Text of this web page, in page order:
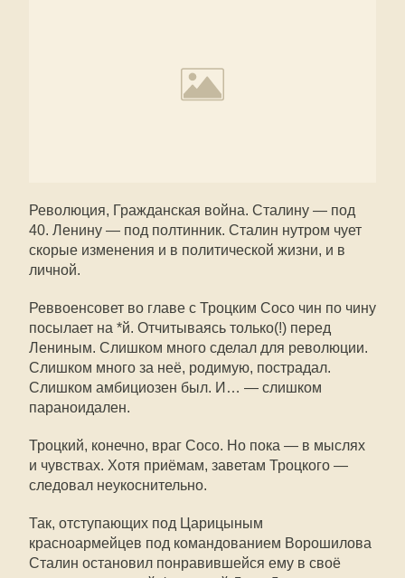
Революция, Гражданская война. Сталину — под
40. Ленину — под полтинник. Сталин нутром чует
скорые изменения и в политической жизни, и в
личной.
Реввоенсовет во главе с Троцким Сосо чин по чину
посылает на *й. Отчитываясь только(!) перед
Лениным. Слишком много сделал для революции.
Слишком много за неё, родимую, пострадал.
Слишком амбициозен был. И… — слишком
параноидален.
Троцкий, конечно, враг Сосо. Но пока — в мыслях
и чувствах. Хотя приёмам, заветам Троцкого —
следовал неукоснительно.
Так, отступающих под Царицыным
красноармейцев под командованием Ворошилова
Сталин остановил понравившейся ему в своё